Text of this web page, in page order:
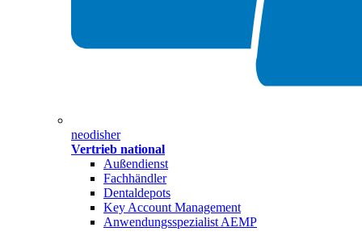
neodisher
Vertrieb national
Außendienst
Fachhändler
Dentaldepots
Key Account Management
Anwendungsspezialist AEMP